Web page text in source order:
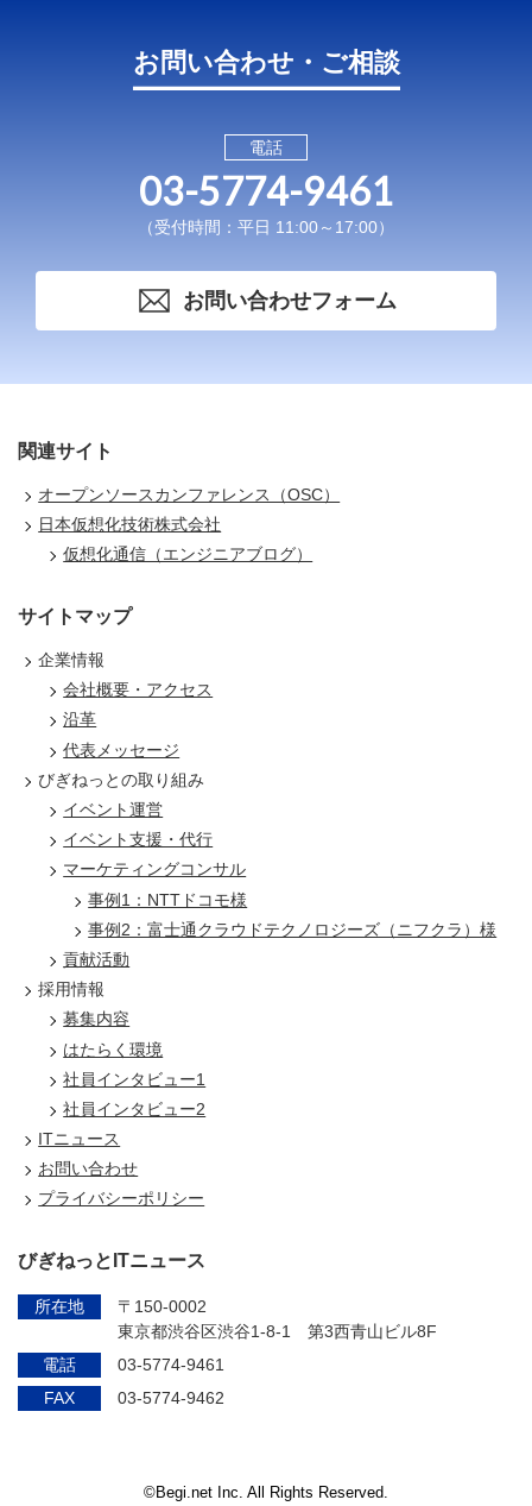
お問い合わせ・ご相談
電話
03-5774-9461
（受付時間：平日 11:00～17:00）
お問い合わせフォーム
関連サイト
オープンソースカンファレンス（OSC）
日本仮想化技術株式会社
仮想化通信（エンジニアブログ）
サイトマップ
企業情報
会社概要・アクセス
沿革
代表メッセージ
びぎねっとの取り組み
イベント運営
イベント支援・代行
マーケティングコンサル
事例1：NTTドコモ様
事例2：富士通クラウドテクノロジーズ（ニフクラ）様
貢献活動
採用情報
募集内容
はたらく環境
社員インタビュー1
社員インタビュー2
ITニュース
お問い合わせ
プライバシーポリシー
びぎねっとITニュース
所在地
〒150-0002
東京都渋谷区渋谷1-8-1 第3西青山ビル8F
電話
03-5774-9461
FAX
03-5774-9462
©Begi.net Inc. All Rights Reserved.